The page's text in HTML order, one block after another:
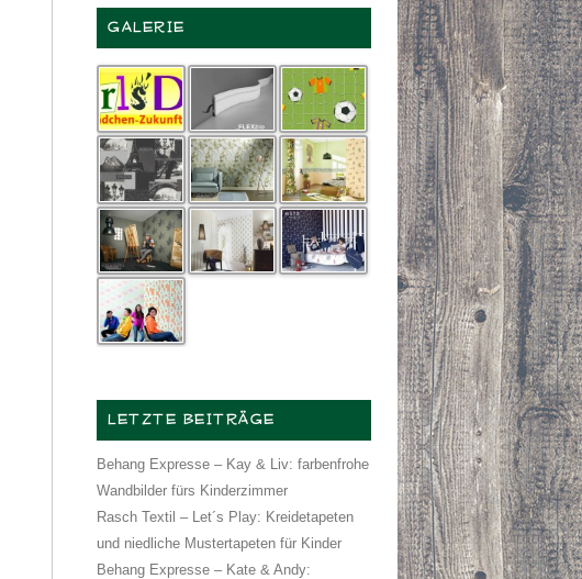
GALERIE
LETZTE BEITRÄGE
Behang Expresse – Kay & Liv: farbenfrohe
Wandbilder fürs Kinderzimmer
Rasch Textil – Let´s Play: Kreidetapeten
und niedliche Mustertapeten für Kinder
Behang Expresse – Kate & Andy: